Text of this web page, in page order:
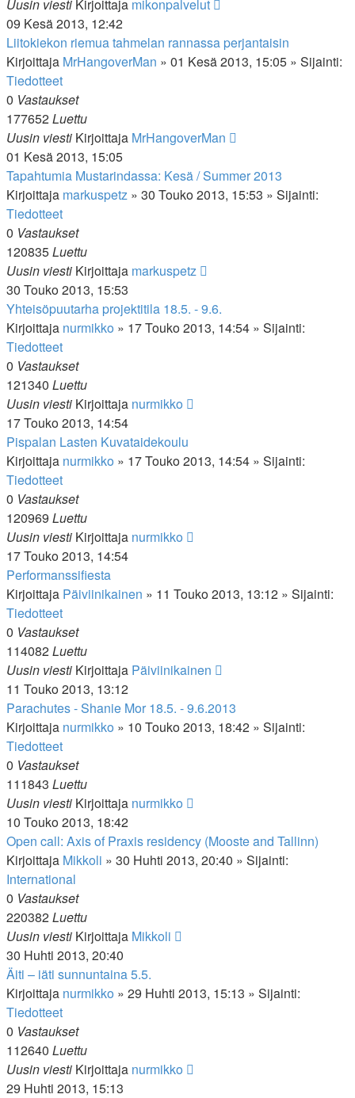
Uusin viesti Kirjoittaja mikonpalvelut
09 Kesä 2013, 12:42
Liitokiekon riemua tahmelan rannassa perjantaisin
Kirjoittaja MrHangoverMan » 01 Kesä 2013, 15:05 » Sijainti:
Tiedotteet
0 Vastaukset
177652Luettu
Uusin viesti Kirjoittaja MrHangoverMan
01 Kesä 2013, 15:05
Tapahtumia Mustarindassa: Kesä / Summer 2013
Kirjoittaja markuspetz » 30 Touko 2013, 15:53 » Sijainti:
Tiedotteet
0 Vastaukset
120835Luettu
Uusin viesti Kirjoittaja markuspetz
30 Touko 2013, 15:53
Yhteisöpuutarha projektitila 18.5. - 9.6.
Kirjoittaja nurmikko » 17 Touko 2013, 14:54 » Sijainti:
Tiedotteet
0 Vastaukset
121340 Luettu
Uusin viesti Kirjoittaja nurmikko
17 Touko 2013, 14:54
Pispalan Lasten Kuvataidekoulu
Kirjoittaja nurmikko » 17 Touko 2013, 14:54 » Sijainti:
Tiedotteet
0 Vastaukset
120969 Luettu
Uusin viesti Kirjoittaja nurmikko
17 Touko 2013, 14:54
Performanssifiesta
Kirjoittaja Päiviinikainen » 11 Touko 2013, 13:12 » Sijainti:
Tiedotteet
0 Vastaukset
114082Luettu
Uusin viesti Kirjoittaja Päiviinikainen
11 Touko 2013, 13:12
Parachutes - Shanie Mor 18.5. - 9.6.2013
Kirjoittaja nurmikko » 10 Touko 2013, 18:42 » Sijainti:
Tiedotteet
0 Vastaukset
111843 Luettu
Uusin viesti Kirjoittaja nurmikko
10 Touko 2013, 18:42
Open call: Axis of Praxis residency (Mooste and Tallinn)
Kirjoittaja Mikkoli » 30 Huhti 2013, 20:40 » Sijainti:
International
0 Vastaukset
220382Luettu
Uusin viesti Kirjoittaja Mikkoli
30 Huhti 2013, 20:40
Äiti – iäti sunnuntaina 5.5.
Kirjoittaja nurmikko » 29 Huhti 2013, 15:13 » Sijainti:
Tiedotteet
0 Vastaukset
112640 Luettu
Uusin viesti Kirjoittaja nurmikko
29 Huhti 2013, 15:13